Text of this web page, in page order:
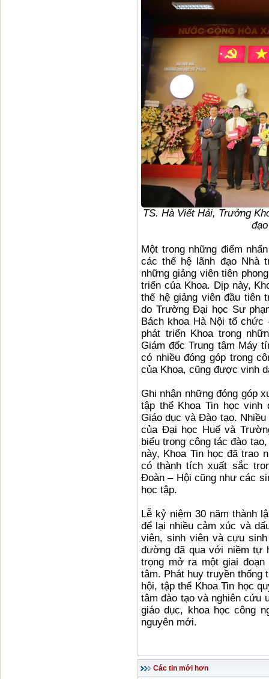
TS. Hà Viết Hải, Trưởng
Một trong những điểm
các thế hệ lãnh đạo Nhà
những giảng viên tiên
triển của Khoa. Dịp này,
thế hệ giảng viên đầu tiên
do Trường Đại học Sư
Bách khoa Hà Nội tổ
phát triển Khoa trong
Giám đốc Trung tâm Máy
có nhiều đóng góp trong
của Khoa, cũng được vinh
Ghi nhận những đóng góp
tập thể Khoa Tin học
Giáo dục và Đào tạo.
của Đại học Huế và
biểu trong công tác đào
này, Khoa Tin học đã trao
có thành tích xuất sắc
Đoàn – Hội cũng như các
học tập.
Lễ kỷ niệm 30 năm thành
để lại nhiều cảm xúc và
viên, sinh viên và cựu
đường đã qua với niềm tự
trọng mở ra một giai
tâm. Phát huy truyền thống
hội, tập thể Khoa Tin học
tâm đào tạo và nghiên cứu
giáo dục, khoa học công
nguyên mới.
Các tin mới hơn